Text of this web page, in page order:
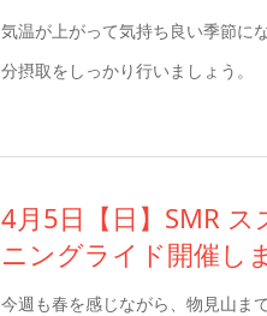
気温が上がって気持ち良い季節に
分摂取をしっかり行いましょう。
4月5日【日】SMR ス
ニングライド開催し
今週も春を感じながら、物見山ま